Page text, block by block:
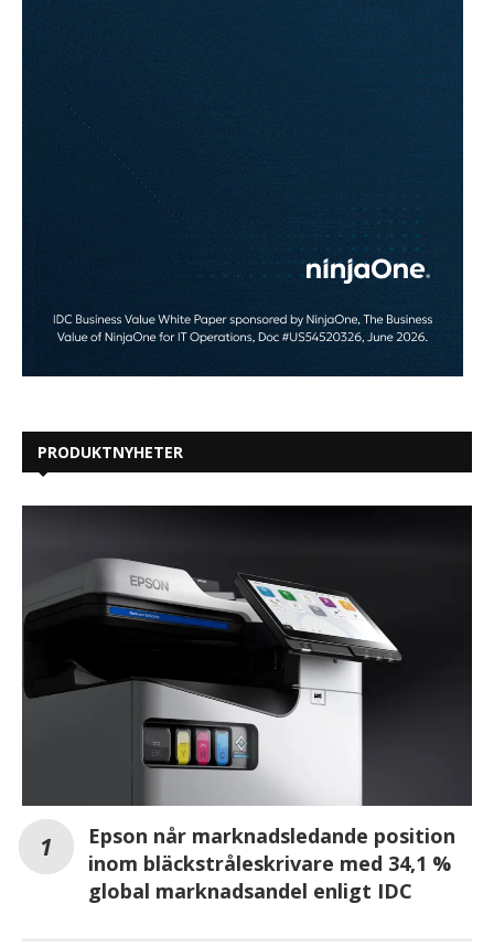
PRODUKTNYHETER
Epson når marknadsledande position
inom bläckstråleskrivare med 34,1 %
global marknadsandel enligt IDC